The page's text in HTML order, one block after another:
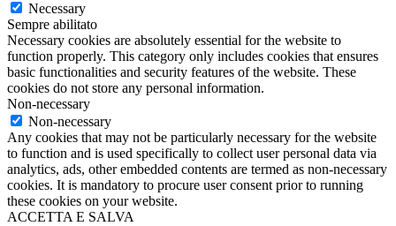
Necessary
Sempre abilitato
Necessary cookies are absolutely essential for the website to
function properly. This category only includes cookies that ensures
basic functionalities and security features of the website. These
cookies do not store any personal information.
Non-necessary
Non-necessary
Any cookies that may not be particularly necessary for the website
to function and is used specifically to collect user personal data via
analytics, ads, other embedded contents are termed as non-necessary
cookies. It is mandatory to procure user consent prior to running
these cookies on your website.
ACCETTA E SALVA